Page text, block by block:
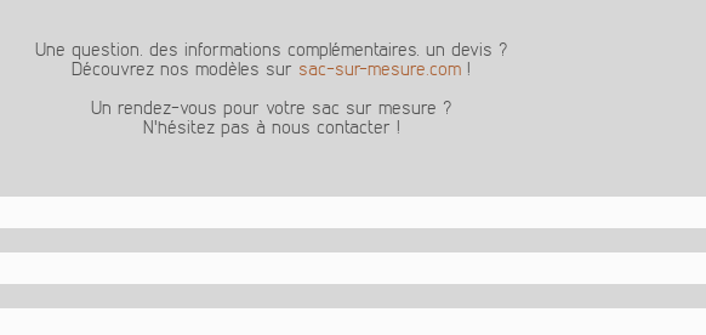
Une question, des informations complémentaires, un devis ?
Découvrez nos modèles sur sac-sur-mesure.com !
Un rendez-vous pour votre sac sur mesure ?
N'hésitez pas à nous contacter !